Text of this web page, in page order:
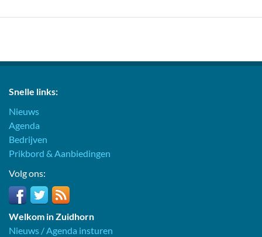
Snelle links:
Nieuws
Agenda
Bedrijven
Prikbord & Aanbiedingen
Volg ons:
Welkom in Zuidhorn
Nieuws / Agenda insturen